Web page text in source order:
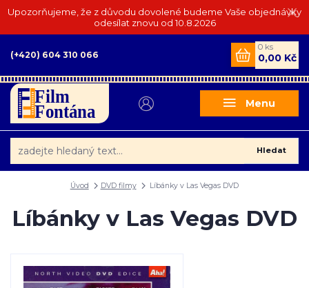
Upozorňujeme, že z důvodu dovolené budeme Vaše objednávky
odesílat znovu od 10.8.2026
Menu
Hledat
(+420) 604 310 066
0 ks
0,00 Kč
Úvod DVD filmy Líbánky v Las Vegas DVD
Líbánky v Las Vegas DVD